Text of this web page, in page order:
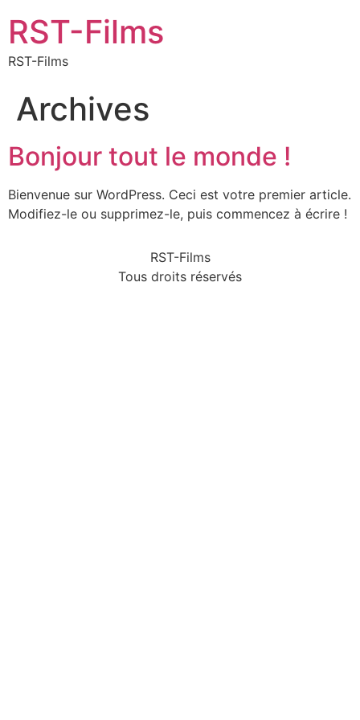
RST-Films
RST-Films
Archives
Bonjour tout le monde !
Bienvenue sur WordPress. Ceci est votre premier article.
Modifiez-le ou supprimez-le, puis commencez à écrire !
RST-Films
Tous droits réservés